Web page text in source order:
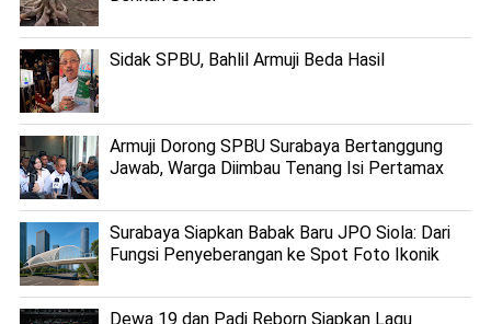
Sidak SPBU, Bahlil Armuji Beda Hasil
Armuji Dorong SPBU Surabaya Bertanggung
Jawab, Warga Diimbau Tenang Isi Pertamax
Surabaya Siapkan Babak Baru JPO Siola: Dari
Fungsi Penyeberangan ke Spot Foto Ikonik
Dewa 19 dan Padi Reborn Siapkan Lagu